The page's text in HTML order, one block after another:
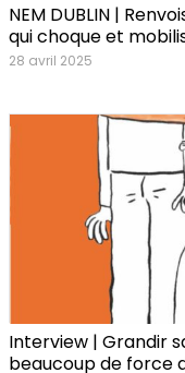
NEM DUBLIN |
qui choque et
28 avril 2025
Interview | Grandir
beaucoup de force